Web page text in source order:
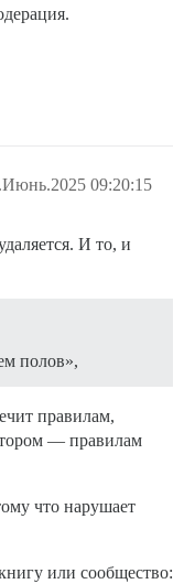
09:20:15
И то, и
полов»,
правилам,
— правилам
что нарушает
или сообщество: